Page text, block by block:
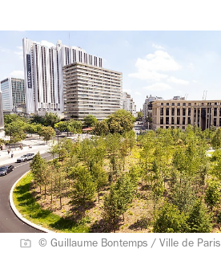
© Guillaume Bontemps / Ville de Paris